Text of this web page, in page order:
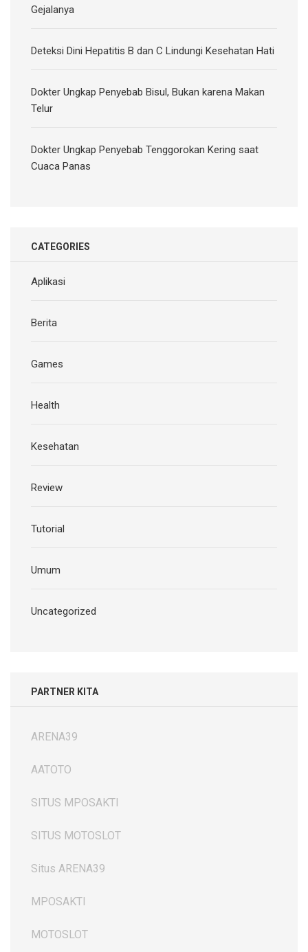
Gejalanya
Deteksi Dini Hepatitis B dan C Lindungi Kesehatan Hati
Dokter Ungkap Penyebab Bisul, Bukan karena Makan
Telur
Dokter Ungkap Penyebab Tenggorokan Kering saat
Cuaca Panas
CATEGORIES
Aplikasi
Berita
Games
Health
Kesehatan
Review
Tutorial
Umum
Uncategorized
PARTNER KITA
ARENA39
AATOTO
SITUS MPOSAKTI
SITUS MOTOSLOT
Situs ARENA39
MPOSAKTI
MOTOSLOT